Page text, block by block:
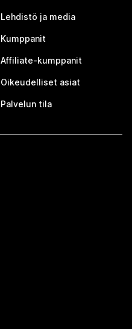
Lehdistö ja media
Kumppanit
Affiliate-kumppanit
Oikeudelliset asiat
Palvelun tila